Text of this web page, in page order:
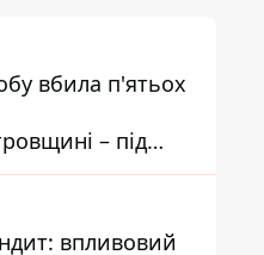
вбила п'ятьох
– під
п'ять
впливовий